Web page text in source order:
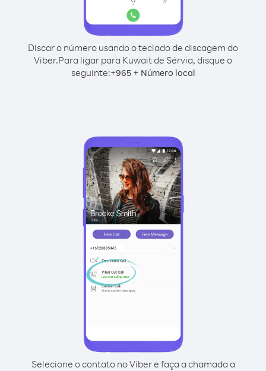
Discar o número usando o teclado de discagem do
Viber.Para ligar para Kuwait de Sérvia, disque o
seguinte:+965+ Número local
Selecione o contato no Viber e faça a chamada a